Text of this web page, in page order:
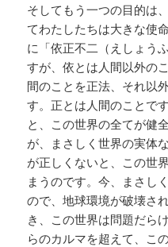
そしてもう一つの目的は
てわたしたちは大きな使
に「依正不二（えしょう
すが、依とは人間以外の
間のことを正法、それ以
す。正とは人間のことで
と、この世界の全てが健
が、まさしく世界の実体
が正しくないと、この世
まうのです。今、まさし
ので、地球環境が破壊さ
き、この世界は問題だら
らのカルマを超えて、こ